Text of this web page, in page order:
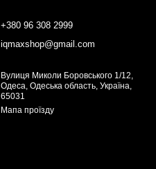
+380 96 308 2999
iqmaxshop@gmail.com
Вулиця Миколи Боровського 1/12,
Одеса, Одеська область, Україна,
65031
Мапа проїзду